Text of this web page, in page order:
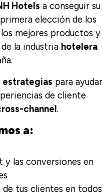
Hotels a conseguir su
elección de los
mejores productos y
la industria hotelera
.
estrategias para ayudar
de cliente
channel .
a:
y las conversiones en
tus clientes en todos